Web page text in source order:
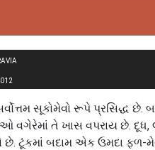
સૂકોમેવો રૂપે પ્રસિદ્ધ
વગેરેમાં તે ખાસ વપરાય છે.
ટૂંકમાં બદામ એક ઉમદા ફળ-